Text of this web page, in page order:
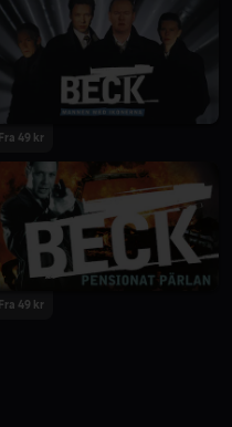
Fra 49 kr
Fra 49 kr